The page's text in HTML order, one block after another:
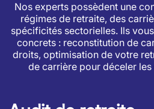
Nos experts possèdent une
régimes de retraite, des
spécificités sectorielles. Ils
concrets : reconstitution de
droits, optimisation de votre
de carrière pour déceler